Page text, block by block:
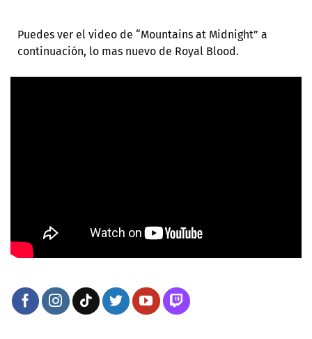
Puedes ver el video de “Mountains at Midnight” a
continuación, lo mas nuevo de Royal Blood.